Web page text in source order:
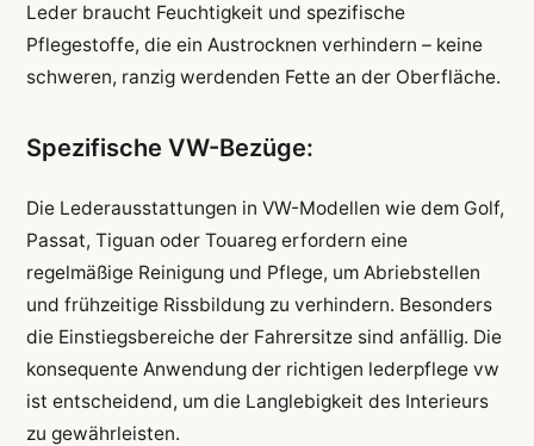
Leder braucht Feuchtigkeit und spezifische
Pflegestoffe, die ein Austrocknen verhindern – keine
schweren, ranzig werdenden Fette an der Oberfläche.
Spezifische VW-Bezüge:
Die Lederausstattungen in VW-Modellen wie dem Golf,
Passat, Tiguan oder Touareg erfordern eine
regelmäßige Reinigung und Pflege, um Abriebstellen
und frühzeitige Rissbildung zu verhindern. Besonders
die Einstiegsbereiche der Fahrersitze sind anfällig. Die
konsequente Anwendung der richtigen lederpflege vw
ist entscheidend, um die Langlebigkeit des Interieurs
zu gewährleisten.